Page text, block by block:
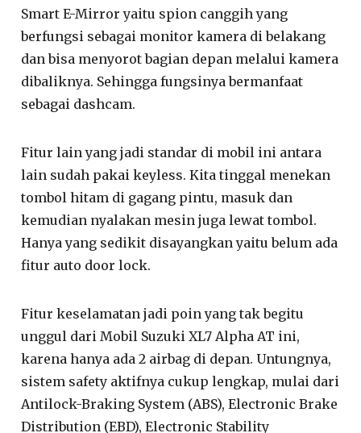
Smart E-Mirror yaitu spion canggih yang
berfungsi sebagai monitor kamera di belakang
dan bisa menyorot bagian depan melalui kamera
dibaliknya. Sehingga fungsinya bermanfaat
sebagai dashcam.
Fitur lain yang jadi standar di mobil ini antara
lain sudah pakai keyless. Kita tinggal menekan
tombol hitam di gagang pintu, masuk dan
kemudian nyalakan mesin juga lewat tombol.
Hanya yang sedikit disayangkan yaitu belum ada
fitur auto door lock.
Fitur keselamatan jadi poin yang tak begitu
unggul dari Mobil Suzuki XL7 Alpha AT ini,
karena hanya ada 2 airbag di depan. Untungnya,
sistem safety aktifnya cukup lengkap, mulai dari
Antilock-Braking System (ABS), Electronic Brake
Distribution (EBD), Electronic Stability